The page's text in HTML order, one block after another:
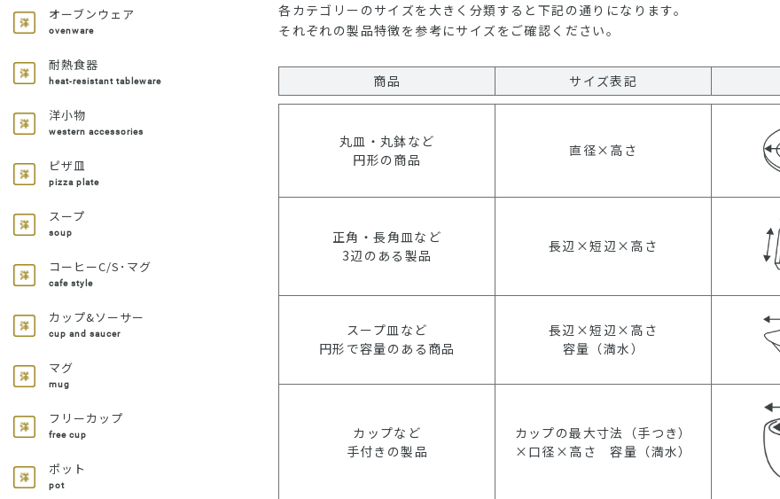
オーブンウェア
ovenware
耐熱食器
heat-resistant tableware
洋小物
western accessories
ピザ皿
pizza plate
スープ
soup
コーヒーC/S･マグ
cafe style
カップ&ソーサー
cup and saucer
マグ
mug
フリーカップ
free cup
ポット
pot
各カテゴリーのサイズを大きく分類すると下記の通りになります。
それぞれの製品特徴を参考にサイズをご確認ください。
商品 サイズ表記
丸皿・丸鉢など
円形の商品
直径×高さ
正角・長角皿など
3辺のある製品
長辺×短辺×高さ
スープ皿など
円形で容量のある商品
長辺×短辺×高さ
容量（満水）
カップなど
手付きの製品
カップの最大寸法（手つき）
×口径×高さ 容量（満水）